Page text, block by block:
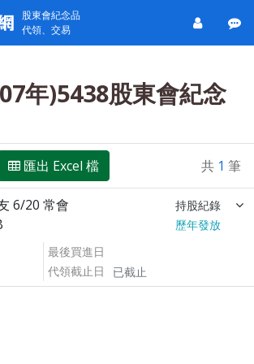
股東會紀念品
代領、交易
年)5438股東會紀念
匯出 Excel 檔 共 1 筆
6/20 常會 持股紀錄
歷年發放
最後買進日
代領截止日
已截止